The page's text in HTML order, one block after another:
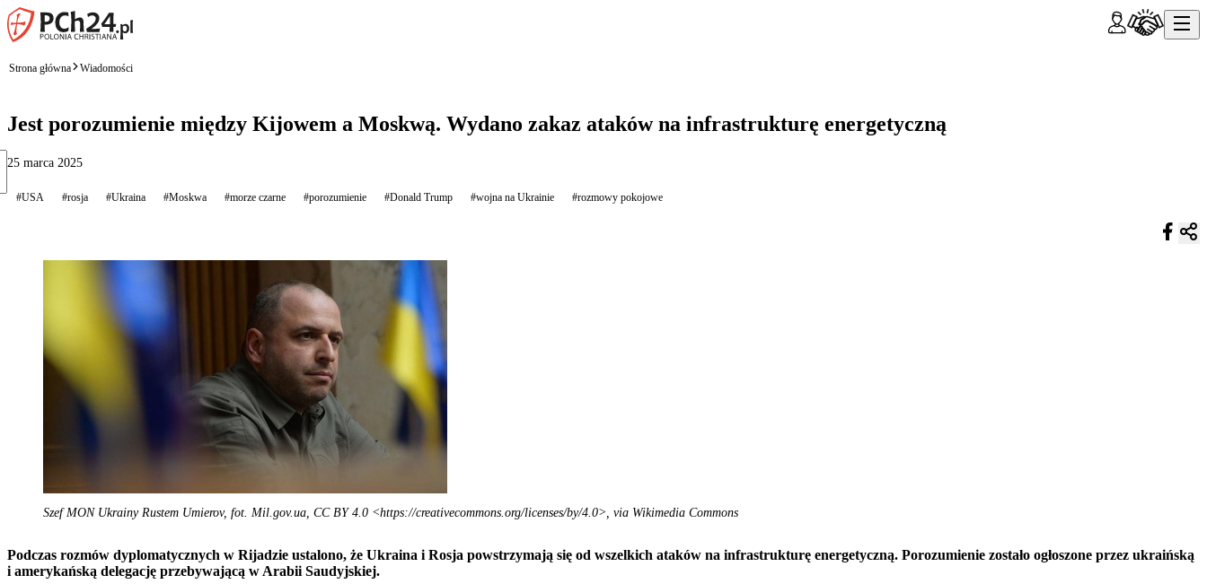
Strona główna Wiadomości
Jest porozumienie między Kijowem a Moskwą. Wydano zakaz ataków na infrastrukturę energetyczną
25 marca 2025
#USA #rosja #Ukraina #Moskwa #morze czarne #porozumienie #Donald Trump #wojna na Ukrainie #rozmowy pokojowe
Szef MON Ukrainy Rustem Umierov, fot. Mil.gov.ua, CC BY 4.0 <https://creativecommons.org/licenses/by/4.0>, via Wikimedia Commons
Podczas rozmów dyplomatycznych w Rijadzie ustalono, że Ukraina i Rosja powstrzymają się od wszelkich ataków na infrastrukturę energetyczną. Porozumienie zostało ogłoszone przez ukraińską
i amerykańską delegację przebywającą w Arabii Saudyjskiej.